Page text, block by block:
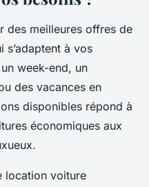
des meilleures offres de
s’adaptent à vos
week-end, un
des vacances en
disponibles répond à
économiques aux
location voiture